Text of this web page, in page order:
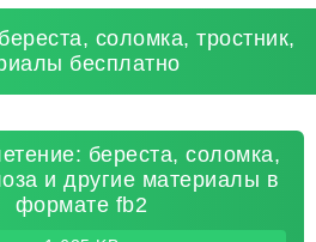
соломка, тростник,
бесплатно
береста, соломка,
и другие материалы в
формате fb2